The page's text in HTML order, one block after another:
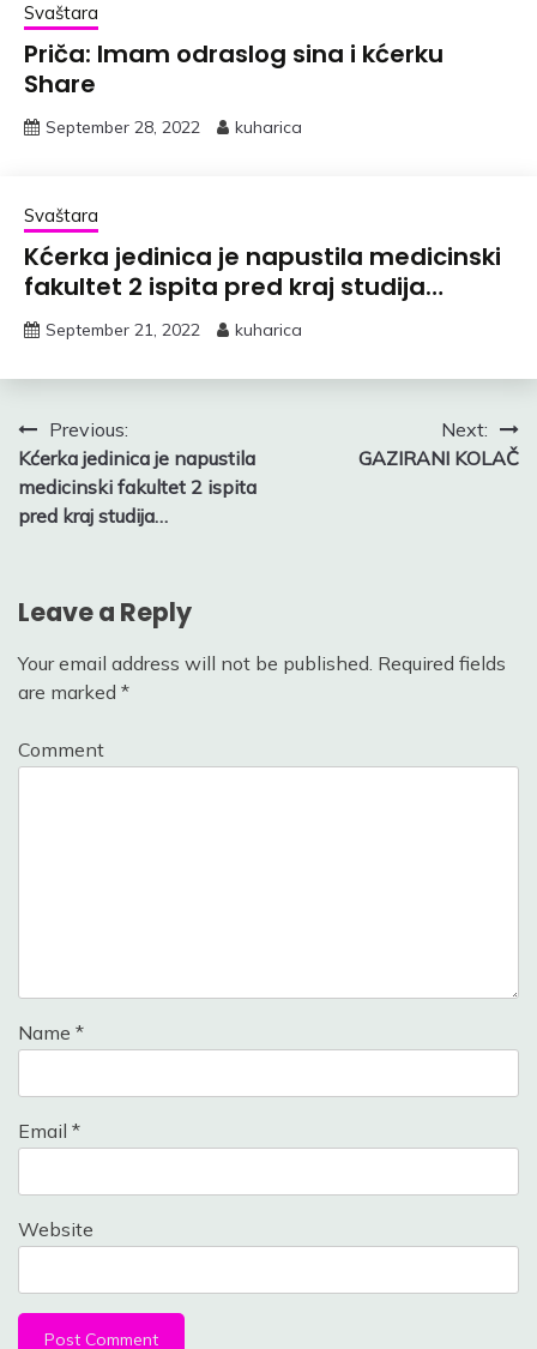
Svaštara
Priča: Imam odraslog sina i kćerku
Share
September 28, 2022 kuharica
Svaštara
Kćerka jedinica je napustila medicinski
fakultet 2 ispita pred kraj studija…
September 21, 2022 kuharica
Post
navigation
Previous:
Kćerka jedinica je napustila
medicinski fakultet 2 ispita
pred kraj studija…
Next:
GAZIRANI KOLAČ
Leave a Reply
Your email address will not be published. Required fields
are marked *
Comment
Name *
Email *
Website